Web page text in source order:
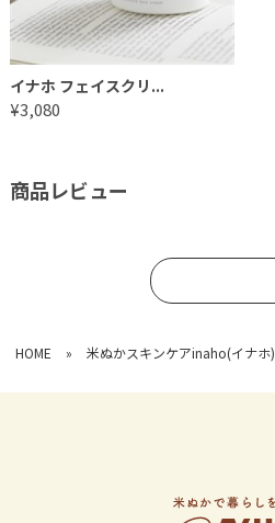
イナホ フェイスクリ...
¥3,080
商品レビュー
HOME » 米ぬかスキンケアinaho(イナホ)